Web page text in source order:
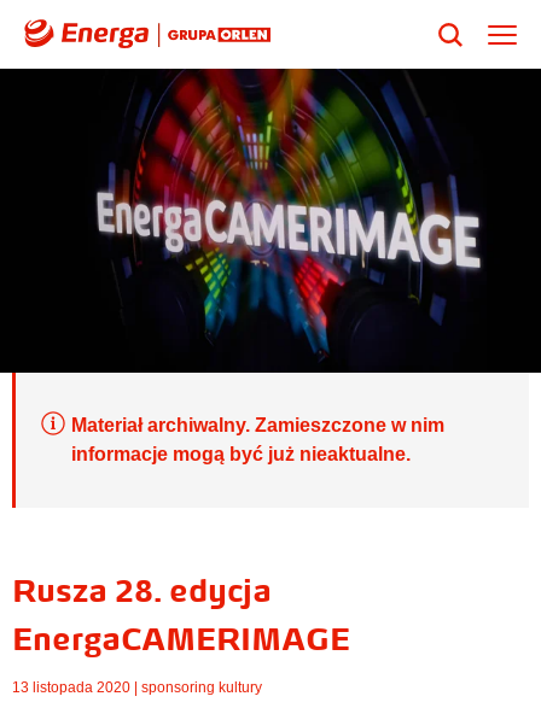
Materiał archiwalny. Zamieszczone w nim
informacje mogą być już nieaktualne.
Rusza 28. edycja
EnergaCAMERIMAGE
13 listopada 2020 | sponsoring kultury